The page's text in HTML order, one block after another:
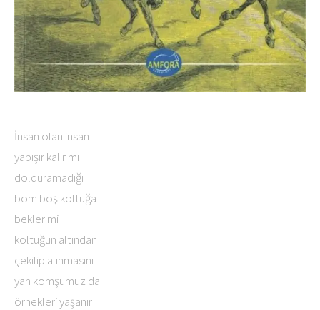
İnsan olan insan
yapışır kalır mı
dolduramadığı
bom boş koltuğa
bekler mi
koltuğun altından
çekilip alınmasını
yan komşumuz da
örnekleri yaşanır